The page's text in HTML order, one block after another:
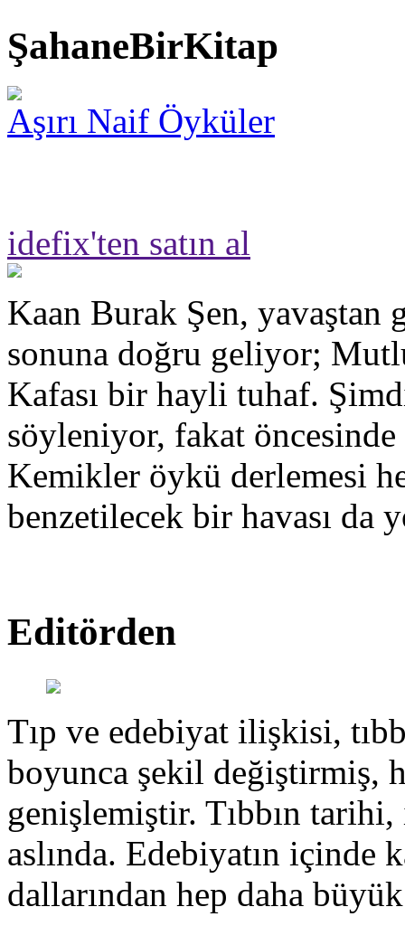
ŞahaneBirKitap
Aşırı Naif Öyküler
idefix'ten satın al
Kaan Burak Şen, yavaştan
sonuna doğru geliyor;
Kafası bir hayli tuhaf.
söyleniyor, fakat
Kemikler öykü derlemesi
benzetilecek bir havası da
Editörden
Tıp ve edebiyat ilişkisi,
boyunca şekil değiştirmiş,
genişlemiştir. Tıbbın
aslında. Edebiyatın içinde
dallarından hep daha